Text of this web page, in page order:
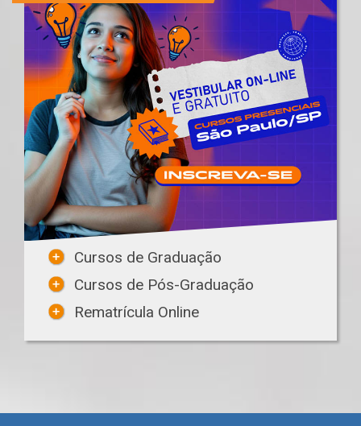
Cursos de Graduação
Cursos de Pós-Graduação
Rematrícula Online